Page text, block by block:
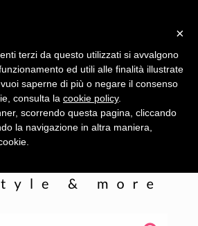
×
terzi da questo utilizzati si avvalgono
ed utili alle finalità illustrate
saperne di più o negare il consenso
consulta la cookie policy.
scorrendo questa pagina, cliccando
la navigazione in altra maniera,